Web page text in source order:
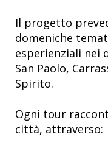
Il progetto
domeniche
esperienziali nei
San Paolo,
Spirito.
Ogni tour
città, attraverso: